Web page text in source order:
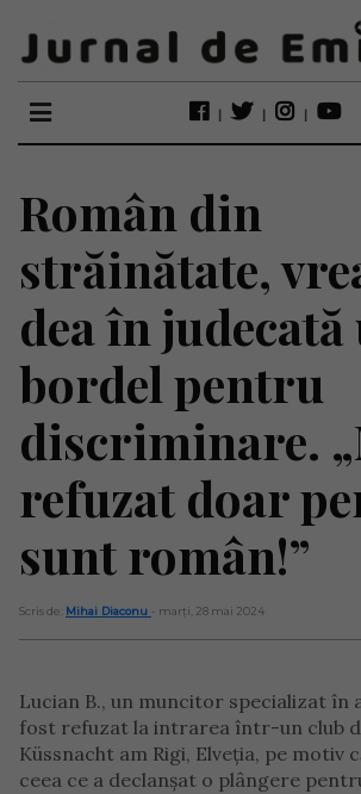
Român din
străinătate,
dea în judecată
bordel pentru
discriminare.
refuzat doar
sunt român!”
Scris de: Mihai Diaconu - marți, 28 mai 2024
Lucian B., un muncitor specializat în
fost refuzat la intrarea într-un club
Küssnacht am Rigi, Elveția, pe motiv
ceea ce a declanșat o plângere